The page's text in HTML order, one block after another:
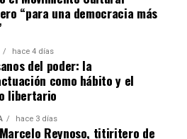
los miembros de la
predio
según material
el grupo de activistas
propio empresario habría
su rostro con un
“para una democracia más
hace 4 días
del poder: la
como hábito y el
libertario
hace 3 días
Reynoso, titiritero de